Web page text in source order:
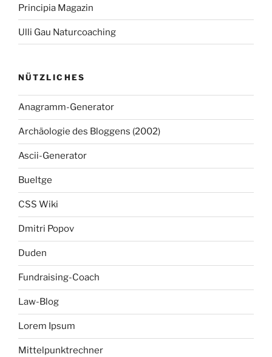
Principia Magazin
Ulli Gau Naturcoaching
NÜTZLICHES
Anagramm-Generator
Archäologie des Bloggens (2002)
Ascii-Generator
Bueltge
CSS Wiki
Dmitri Popov
Duden
Fundraising-Coach
Law-Blog
Lorem Ipsum
Mittelpunktrechner